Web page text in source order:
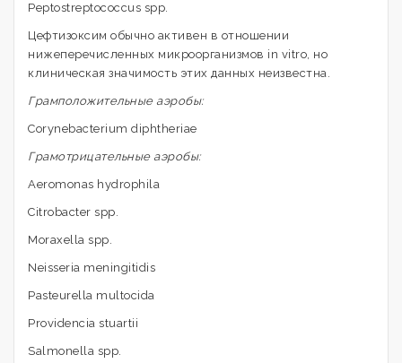
Peptostreptococcus spp.
Цефтизоксим обычно активен в отношении
нижеперечисленных микроорганизмов in vitro, но
клиническая значимость этих данных неизвестна.
Грамположительные аэробы:
Corynebacterium diphtheriae
Грамотрицательные аэробы:
Aeromonas hydrophila
Citrobacter spp.
Moraxella spp.
Neisseria meningitidis
Pasteurella multocida
Providencia stuartii
Salmonella spp.